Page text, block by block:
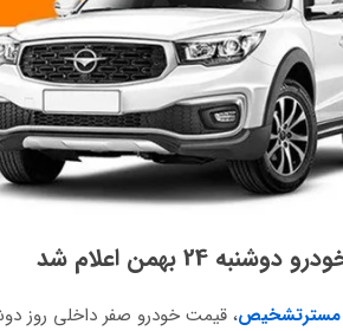
24 بهمن اعلام شد
مسترتشخیص